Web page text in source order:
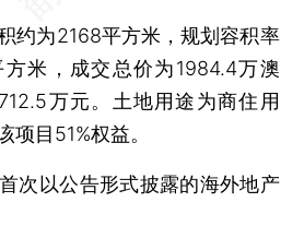
为2168平方米，规划容积率
米，成交总价为1984.4万澳
万元。土地用途为商住用
项目51%权益。
以公告形式披露的海外地产